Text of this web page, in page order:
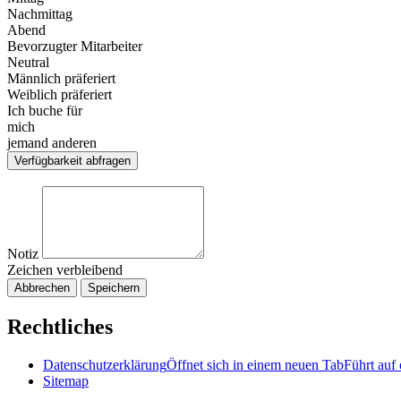
Nachmittag
Abend
Bevorzugter Mitarbeiter
Neutral
Männlich präferiert
Weiblich präferiert
Ich buche für
mich
jemand anderen
Verfügbarkeit abfragen
Notiz
Zeichen verbleibend
Abbrechen Speichern
Rechtliches
DatenschutzerklärungÖffnet sich in einem neuen TabFührt auf
Sitemap